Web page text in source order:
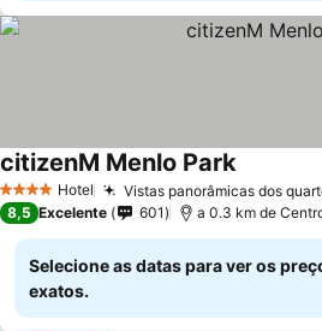
4 EstrelasHotel Vistas panorâmicas dos
citizenM Menlo Park
8,5 Excelente 601 a 0.3 km de
Selecione as datas para ver os
exatos.